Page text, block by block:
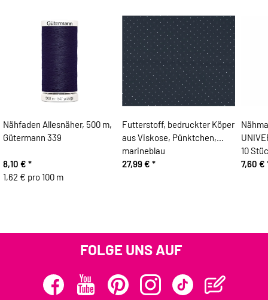
Nähfaden Allesnäher, 500 m,
Gütermann 339
8,10 € *
1,62 € pro 100 m
Futterstoff, bedruckter Köper
aus Viskose, Pünktchen,
marineblau
27,99 € *
10
7,60 €
FOLGE UNS AUF